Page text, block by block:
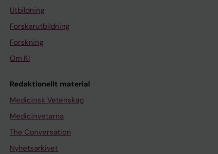
Utbildning
Forskarutbildning
Forskning
Om KI
Redaktionellt material
Medicinsk Vetenskap
Medicinvetarna
The Conversation
Nyhetsarkivet